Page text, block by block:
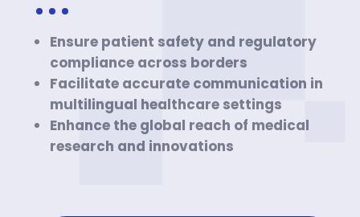
Ensure patient safety and regulatory
compliance across borders
Facilitate accurate communication in
multilingual healthcare settings
Enhance the global reach of medical
research and innovations